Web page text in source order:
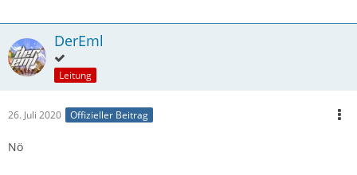
DerEml
Leitung
26. Juli 2020 Offizieller Beitrag
Nö